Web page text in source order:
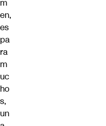
m
en,
es
pa
ra
m
uc
ho
s,
un